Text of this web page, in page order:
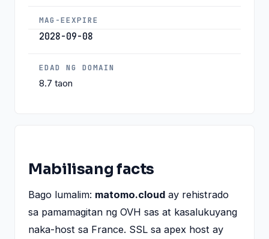
MAG-EEXPIRE
2028-09-08
EDAD NG DOMAIN
8.7 taon
Mabilisang facts
Bago lumalim: matomo.cloud ay rehistrado
sa pamamagitan ng OVH sas at kasalukuyang
naka-host sa France. SSL sa apex host ay